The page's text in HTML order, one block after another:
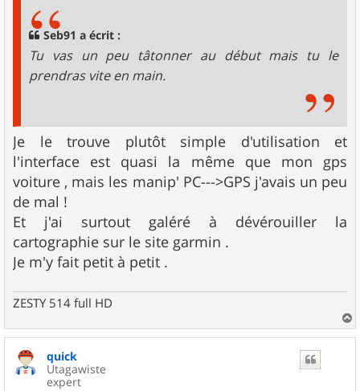
Seb91 a écrit :
Tu vas un peu tâtonner au début mais tu le
prendras vite en main.
Je le trouve plutôt simple d'utilisation et
l'interface est quasi la même que mon gps
voiture , mais les manip' PC--->GPS j'avais un peu
de mal !
Et j'ai surtout galéré à dévérouiller la
cartographie sur le site garmin .
Je m'y fait petit à petit .
ZESTY 514 full HD
a
quick
Utagawiste
expert